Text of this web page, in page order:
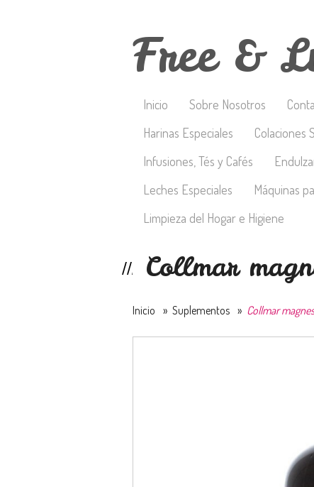
Free &
Inicio Sobre Nosotros
Harinas Especiales
Colaciones
Infusiones, Tés y Cafés
Leches Especiales
Máquinas
Limpieza del Hogar e Higiene
Collmar
Inicio » Suplementos » Collmar